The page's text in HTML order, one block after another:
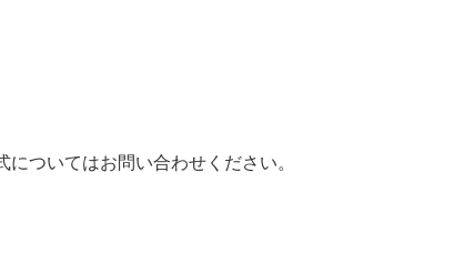
ついてはお問い合わせください。